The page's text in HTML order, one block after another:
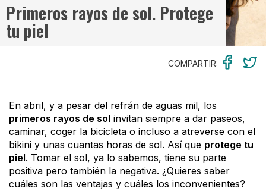
Primeros rayos de sol. Protege
tu piel
COMPARTIR:
En abril, y a pesar del refrán de aguas mil, los
primeros rayos de sol invitan siempre a dar paseos,
caminar, coger la bicicleta o incluso a atreverse con el
bikini y unas cuantas horas de sol. Así que protege tu
piel. Tomar el sol, ya lo sabemos, tiene su parte
positiva pero también la negativa. ¿Quieres saber
cuáles son las ventajas y cuáles los inconvenientes?